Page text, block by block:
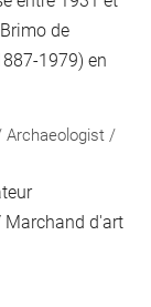
de
1979) en
Archaeologist /
Marchand d'art